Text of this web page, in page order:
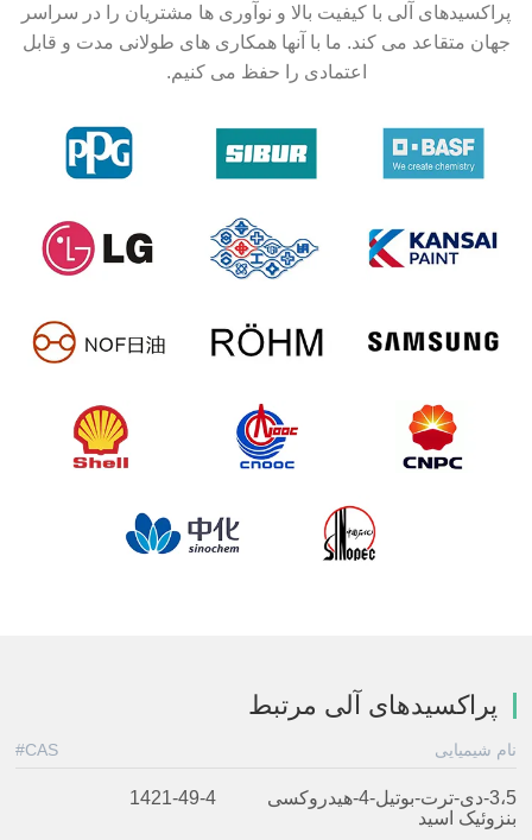
پراکسیدهای آلی با کیفیت بالا و نوآوری ها مشتریان را در سراسر
جهان متقاعد می کند. ما با آنها همکاری های طولانی مدت و قابل
اعتمادی را حفظ می کنیم.
پراکسیدهای آلی مرتبط
نام شیمیایی CAS#
3،5-دی-ترت-بوتیل-4-هیدروکسی
بنزوئیک اسید
1421-49-4